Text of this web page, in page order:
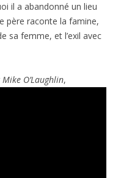
il a abandonné un lieu
père raconte la famine,
sa femme, et l’exil avec
Mike O’Laughlin,